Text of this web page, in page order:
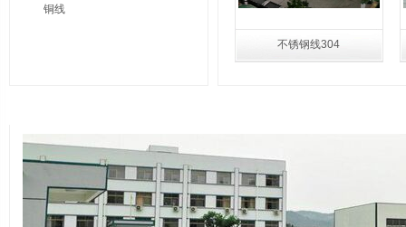
铜线
不锈钢线304